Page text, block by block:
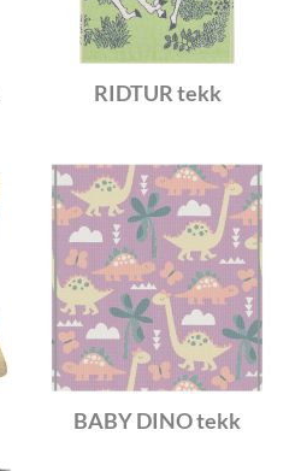
RIDTUR tekk
BABY DINO tekk